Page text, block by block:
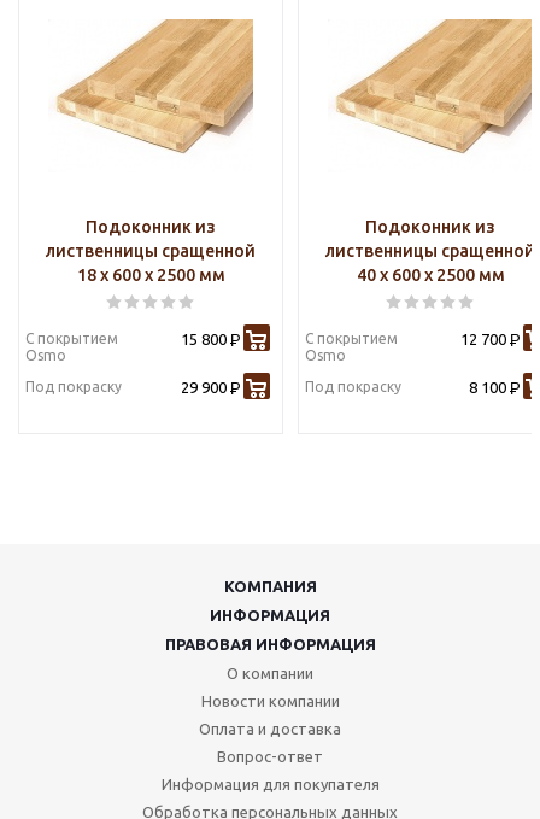
Подоконник из
лиственницы сращенной
18 х 600 х 2500 мм
С покрытием
Osmo
15 800 Р
Под покраску 29 900 Р
Подоконник из
лиственницы сращенной
40 х 600 х 2500 мм
С покрытием
Osmo
12 700 Р
Под покраску 8 100 Р
КОМПАНИЯ
ИНФОРМАЦИЯ
ПРАВОВАЯ ИНФОРМАЦИЯ
О компании
Новости компании
Оплата и доставка
Вопрос-ответ
Информация для покупателя
Обработка персональных данных